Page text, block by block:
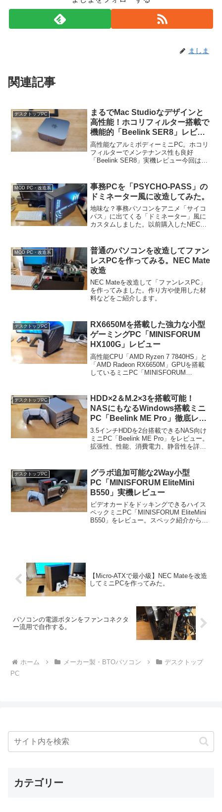
ましま
関連記事
デスクトップPC
まるでMac Studioなデザインと
高性能！ホコリフィルター搭載で
機能的「Beelink SER8」レビュ
ー
高性能なアルミボディーミニPC。ホコリ
フィルターでメンテナンス性も良好
「Beelink SER8」実機レビュー今回は最
「Beelink SER8」をレビュ...
MOD PC・改造系
事務PCを「PSYCHO-PASS」の
ドミネーター風に改造してみた。
地味な？事務パソコンをアニメ「サイコ
パス」に出てくる「ドミネーター」風に
カスタムしました。以前購入したNECの
ム）」風のルックスにカスタムしていき
ます。まあ、実際に...
MOD PC・改造系
普通のパソコンを改造してファン
レスPCを作ってみる。NEC Mate
改造
NEC Mateを改造して「ファンレスPC」
を作ってみました。作り方や使用した材
料などをご紹介します。
デスクトップPC
RX6650Mを搭載した強力な小型
ゲーミングPC「MINISFORUM
HX100G」レビュー
高性能CPU「AMD Ryzen 7 7840HS」と
「AMD Radeon RX6650M」GPUを搭載
しているミニPC「MINISFORUM
性能、騒音、分解など徹底解説レビュー
していきます。
デスクトップPC
HDD×2＆M.2×3を搭載可能！
NASにもなるWindows搭載ミニ
PC「Beelink ME Pro」徹底レビ
ュー
3.5インチHDDを2台搭載できるNAS向け
ミニPC「Beelink ME Pro」をレビュー。
拡張性、性能、消費電力、静音性を詳し
デスクトップPC
グラボ追加可能な2Way小型
PC「MINISFORUM EliteMini
B550」実機レビュー
ビデオカードをドッキングできるハイス
ペックミニPC「MINISFORUM EliteMini
B550」をレビュー。スペック紹介から本
【Micro-ATXで最小級】NEC Mateを改造
してミニPCを作ってみた。
パソコンの電源ボタンをファンコネクタ
ー流用で自作する。
ホーム メーカー製・BTOパソコン
デスクトップ
PC
カテゴリー